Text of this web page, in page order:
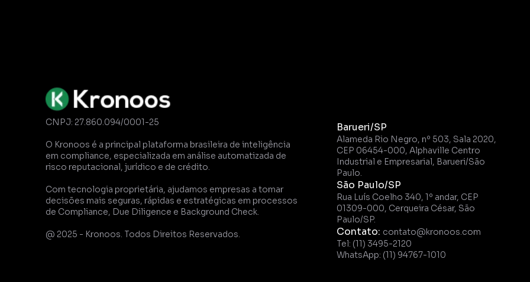
CNPJ: 27.860.094/0001-25
O Kronoos é a principal plataforma brasileira de inteligência
em compliance, especializada em análise automatizada de
risco reputacional, jurídico e de crédito.
Com tecnologia proprietária, ajudamos empresas a tomar
decisões mais seguras, rápidas e estratégicas em processos
de Compliance, Due Diligence e Background Check.
@ 2025 - Kronoos. Todos Direitos Reservados.
Barueri/SP
Alameda Rio Negro, nº 503, Sala 2020,
CEP 06454-000, Alphaville Centro
Industrial e Empresarial, Barueri/São
Paulo.
São Paulo/SP
Rua Luís Coelho 340, 1º andar, CEP
01309-000, Cerqueira César, São
Paulo/SP.
Contato: contato@kronoos.com
Tel: (11) 3495-2120
WhatsApp: (11) 94767-1010